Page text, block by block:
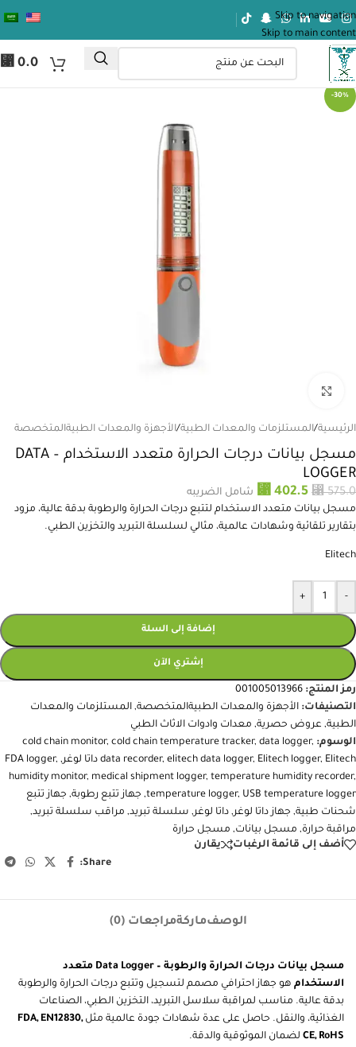
Skip to navigation
Skip to main content
⃁0.0
-30%
الرئيسية/المستلزمات والمعدات الطبية/الأجهزة والمعدات الطبيةالمتخصصة
مسجل بيانات درجات الحرارة متعدد الاستخدام – DATA
LOGGER
⃁575.0
⃁ 402.5
شامل الضريبه
مسجل بيانات متعدد الاستخدام لتتبع درجات الحرارة والرطوبة بدقة عالية، مزود
بتقارير تلقائية وشهادات عالمية، مثالي لسلسلة التبريد والتخزين الطبي.
Elitech
-
+
إضافة إلى السلة
إشتري الآن
رمز المنتج: 001005013966
التصنيفات: الأجهزة والمعدات الطبيةالمتخصصة, المستلزمات والمعدات
الطبية, عروض حصرية, معدات وادوات الاثاث الطبي
الوسوم:
cold chain monitor, cold chain temperature tracker, data logger,
data recorder, elitech data logger, Elitech logger, Elitech داتا لوغر ,
FDA logger,
humidity monitor, medical shipment logger, temperature humidity recorder,
temperature logger, USB temperature logger
, جهاز تتبع رطوبة, جهاز تتبع
شحنات طبية, جهاز داتا لوغر, داتا لوغر, سلسلة تبريد, مراقب سلسلة تبريد,
مراقبة حرارة, مسجل بيانات, مسجل حرارة
أضف إلى قائمة الرغبات
يقارن
Share:
الوصفماركةمراجعات (0)
مسجل بيانات درجات الحرارة والرطوبة – Data Logger متعدد
الاستخدام هو جهاز احترافي مصمم لتسجيل وتتبع درجات الحرارة والرطوبة
بدقة عالية. مناسب لمراقبة سلاسل التبريد، التخزين الطبي، الصناعات
الغذائية، والنقل. حاصل على عدة شهادات جودة عالمية مثلFDA, EN12830,
CE, RoHS لضمان الموثوقية والدقة.